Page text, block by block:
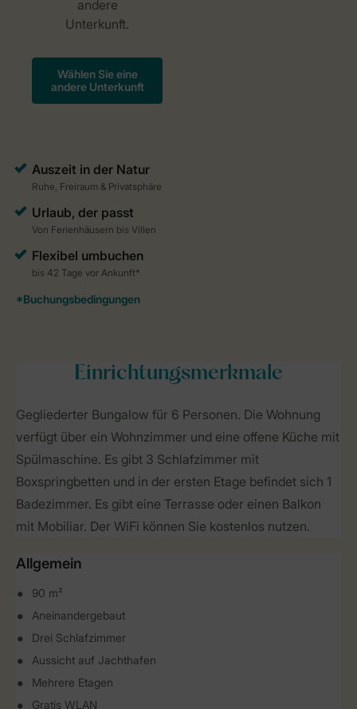
Einrichtungsmerkmale
Gegliederter Bungalow für 6 Personen. Die Wohnung
verfügt über ein Wohnzimmer und eine offene Küche mit
Spülmaschine. Es gibt 3 Schlafzimmer mit
Boxspringbetten und in der ersten Etage befindet sich 1
Badezimmer. Es gibt eine Terrasse oder einen Balkon
mit Mobiliar. Der WiFi können Sie kostenlos nutzen.
Allgemein
90 m²
Aneinandergebaut
Drei Schlafzimmer
Aussicht auf Jachthafen
Mehrere Etagen
Gratis WLAN